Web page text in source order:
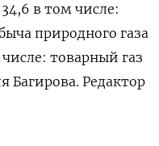
в том числе:
природного газа
товарный газ
Багирова. Редактор